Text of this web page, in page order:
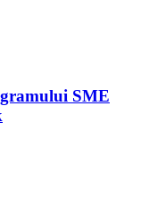
SME